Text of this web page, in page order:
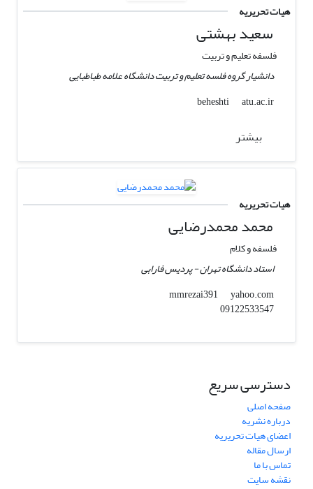
هیات تحریریه
سعید بهشتی
فلسفه تعلیم و تربیت
دانشیار گروه فلسه تعلیم و تربیت دانشگاه علامه طباطبایی
beheshti
atu.ac.ir
بیشتر
هیات تحریریه
محمد محمدرضایی
فلسفه و کلام
استاد دانشگاه تهران - پردیس فارابی
mmrezai391
yahoo.com
09122533547
دسترسی سریع
صفحه اصلی
درباره نشریه
اعضای هیات تحریریه
ارسال مقاله
تماس با ما
نقشه سایت